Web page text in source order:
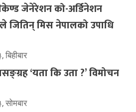
जेनेरेशन को-अर्डिनेशन
जितिन् मिस नेपालको उपाधि
‘यता कि उता ?’ विमोचन
सोमबार